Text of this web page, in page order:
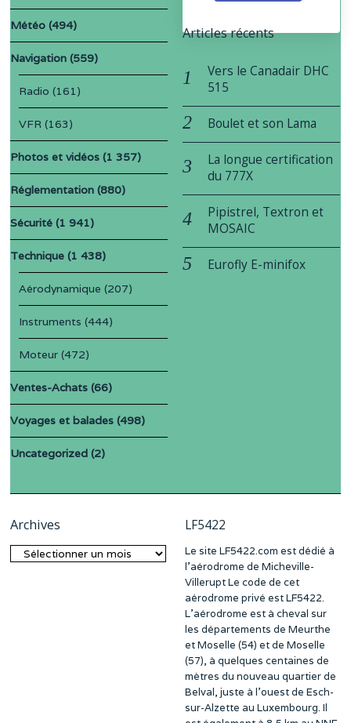
Météo (494)
Navigation (559)
Radio (161)
VFR (163)
Photos et vidéos (1 357)
Réglementation (880)
Sécurité (1 941)
Technique (1 438)
Aérodynamique (207)
Instruments (444)
Moteur (472)
Ventes-Achats (66)
Voyages et balades (498)
Uncategorized (2)
Articles récents
Vers le Canadair DHC
515
Boulet et son Lama
La longue certification
du 777X
Pipistrel, Textron et
MOSAIC
Eurofly E-minifox
Archives
Archives
LF5422
Le site LF5422.com est dédié à
l’aérodrome de Micheville-
Villerupt Le code de cet
aérodrome privé est LF5422.
L’aérodrome est à cheval sur
les départements de Meurthe
et Moselle (54) et de Moselle
(57), à quelques centaines de
mètres du nouveau quartier de
Belval, juste à l’ouest de Esch-
sur-Alzette au Luxembourg. Il